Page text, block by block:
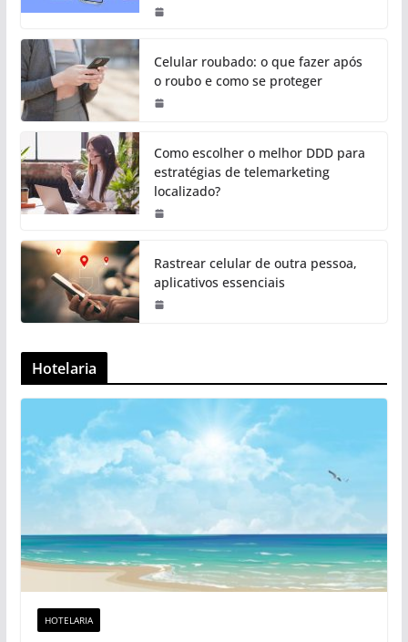
Celular roubado: o que fazer após
o roubo e como se proteger
Como escolher o melhor DDD para
estratégias de telemarketing
localizado?
Rastrear celular de outra pessoa,
aplicativos essenciais
Hotelaria
HOTELARIA